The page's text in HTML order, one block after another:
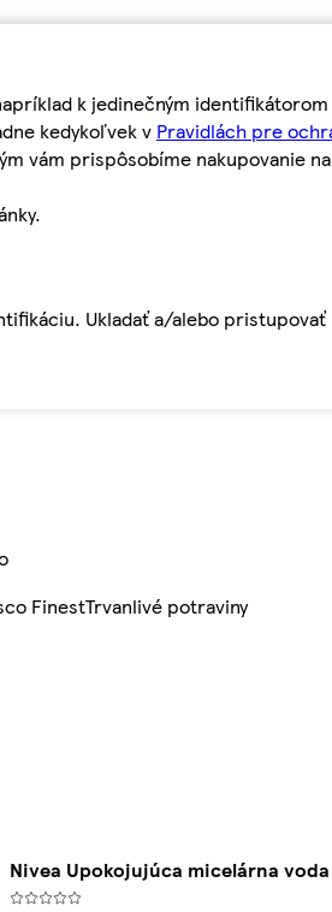
k jedinečným
kedykoľvek v Pravidlách pre
vám prispôsobíme nakupovanie
Ukladať a/alebo
FinestTrvanlivé potraviny
Nivea Upokojujúca micelárna